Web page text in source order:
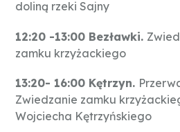
doliną rzeki Sajny
12:20 -13:00 Bezławki.
zamku krzyżackiego
13:20- 16:00 Kętrzyn.
Zwiedzanie zamku
Wojciecha Kętrzyńskiego